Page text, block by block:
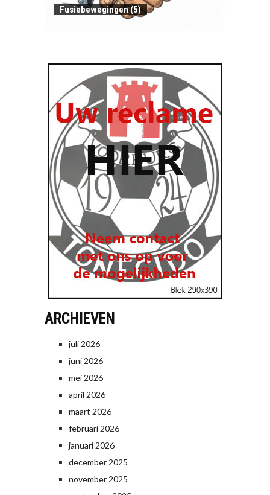
Fusiebewegingen (5)
ARCHIEVEN
juli 2026
juni 2026
mei 2026
april 2026
maart 2026
februari 2026
januari 2026
december 2025
november 2025